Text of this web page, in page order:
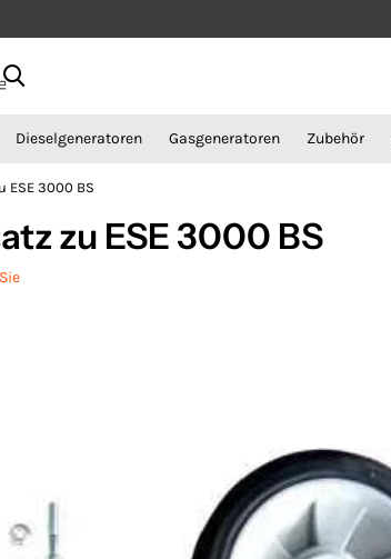
Dieselgeneratoren Gasgeneratoren Zubehör
ESE 3000 BS
zu ESE 3000 BS